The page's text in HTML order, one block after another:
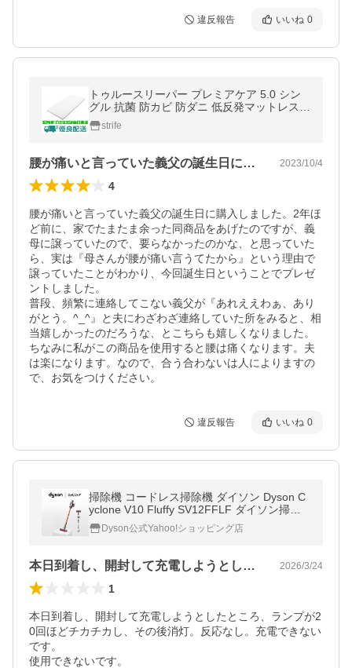
違反報告 いいね 0
トゥルースリーパー プレミアケア 5.0 シン
グル 抗菌 防カビ 防ダニ 低反発マットレス
正規品 新品未開封 TrueSleeper
strife
腰が痛いと言っていた義父の誕生日に購入… 2023/10/4
4
腰が痛いと言っていた義父の誕生日に購入しました。2年ほ
ど前に、家でたまたま余った同商品をあげたのですが、義
母に譲っていたので、要らなかったのかな、と思っていた
ら、実は『母さんが腰が痛い言うてたから』という理由で
譲っていたことがわかり、今回誕生日ということでプレゼ
ントしました。
普段、頻繁に連絡してこない義父が『あれええわぁ、あり
がとう。^_^』と夫にわざわざ連絡していた所をみると、相
当嬉しかったのだろうな、とこちらも嬉しくなりました。
ちなみに私がこの商品を使用すると腰は痛くなります。夫
は楽になります。なので、合う合わないは人によりますの
違反報告 いいね 0
掃除機 コードレス掃除機 ダイソン Dyson C
yclone V10 Fluffy SV12FFLF ダイソン掃除
機 Dyson公式Yahoo!ショッピング店
本日到着し、開封して充電しようとしたと… 2026/3/24
1
本日到着し、開封して充電しようとしたところ、ランプが2
0回ほどチカチカし、その後消灯。反応なし。充電できない
です。
使用できないです。